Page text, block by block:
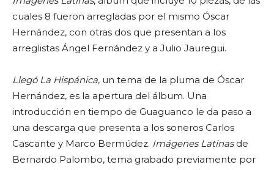
cuales 8 fueron arregladas por el mismo Óscar
Hernández, con otras dos que presentan a los
arreglistas Ángel Fernández y a Julio Jauregui.
Llegó La Hispánica, un tema de la pluma de Óscar
Hernández, es la apertura del álbum. Una
introducción en tiempo de Guaguanco le da paso a
una descarga que presenta a los soneros Carlos
Cascante y Marco Bermúdez. Imágenes Latinasde
Bernardo Palombo, tema grabado previamente por